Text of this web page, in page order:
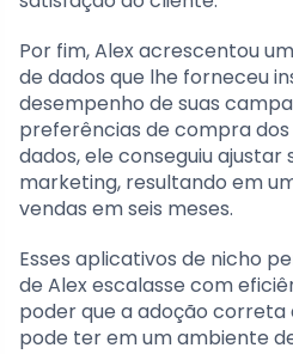
Por fim, Alex acrescentou
de dados que lhe forneceu
desempenho de suas
preferências de compra dos
dados, ele conseguiu ajustar
marketing, resultando em
vendas em seis meses.
Esses aplicativos de nicho
de Alex escalasse com
poder que a adoção
pode ter em um ambiente